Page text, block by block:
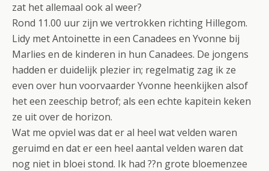
zat het allemaal ook al weer?
Rond 11.00 uur zijn we vertrokken richting Hillegom.
Lidy met Antoinette in een Canadees en Yvonne bij
Marlies en de kinderen in hun Canadees. De jongens
hadden er duidelijk plezier in; regelmatig zag ik ze
even over hun voorvaarder Yvonne heenkijken alsof
het een zeeschip betrof; als een echte kapitein keken
ze uit over de horizon.
Wat me opviel was dat er al heel wat velden waren
geruimd en dat er een heel aantal velden waren dat
nog niet in bloei stond. Ik had ??n grote bloemenzee